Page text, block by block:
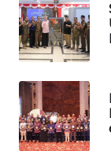
TAMBANG
NEWS
NEWS
SIDIKALANG
NEWS